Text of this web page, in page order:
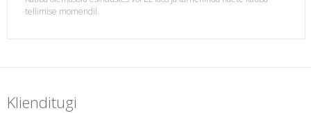
tellimise momendil.
Klienditugi